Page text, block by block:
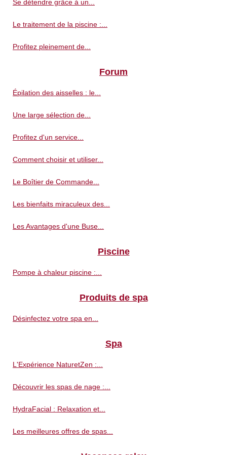
Se détendre grâce à un...
Le traitement de la piscine :...
Profitez pleinement de...
Forum
Épilation des aisselles : le...
Une large sélection de...
Profitez d'un service...
Comment choisir et utiliser...
Le Boîtier de Commande...
Les bienfaits miraculeux des...
Les Avantages d'une Buse...
Piscine
Pompe à chaleur piscine :...
Produits de spa
Désinfectez votre spa en...
Spa
L'Expérience NaturetZen :...
Découvrir les spas de nage :...
HydraFacial : Relaxation et...
Les meilleures offres de spas...